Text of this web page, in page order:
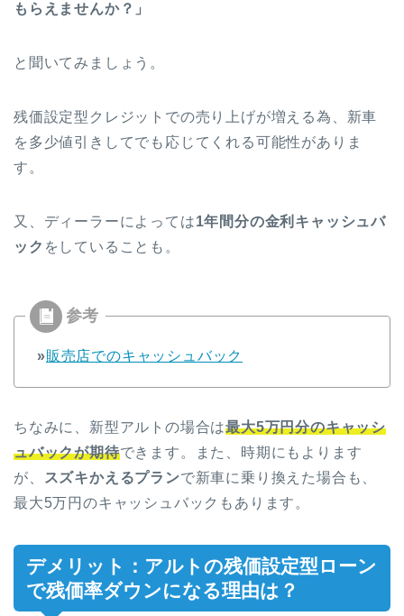
もらえませんか？」
と聞いてみましょう。
残価設定型クレジットでの売り上げが増える為、新車
を多少値引きしてでも応じてくれる可能性がありま
す。
又、ディーラーによっては1年間分の金利 キャッシュバ
ック をしていることも。
»販売店でのキャッシュバック
ちなみに、新型アルトの場合は最大5万円分のキャッシ
ュバックが期待できます。また、時期にもよります
が、
スズキかえるプランで新車に乗り換えた場合も、
最大5万円のキャッシュバックもあります。
デメリット：アルトの残価設定型ローン
で残価率ダウンになる理由は？